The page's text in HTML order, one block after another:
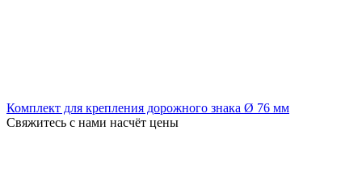
Комплект для крепления дорожного знака Ø 76 мм
Свяжитесь с нами насчёт цены